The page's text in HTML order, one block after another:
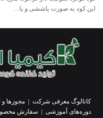
این کود به صورت پاششی و یا…
کاتالوگ معرفی شرکت | مجوزها و
دوره‌های آموزشی | سفارش